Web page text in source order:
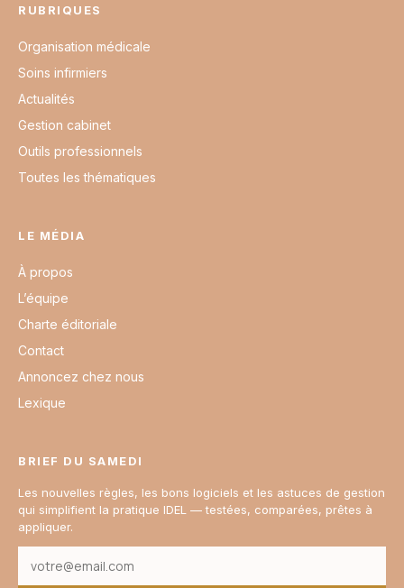
RUBRIQUES
Organisation médicale
Soins infirmiers
Actualités
Gestion cabinet
Outils professionnels
Toutes les thématiques
LE MÉDIA
À propos
L’équipe
Charte éditoriale
Contact
Annoncez chez nous
Lexique
BRIEF DU SAMEDI
Les nouvelles règles, les bons logiciels et les astuces de gestion
qui simplifient la pratique IDEL — testées, comparées, prêtes à
appliquer.